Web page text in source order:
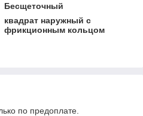
Бесщеточный
квадрат наружный с
фрикционным кольцом
по предоплате.